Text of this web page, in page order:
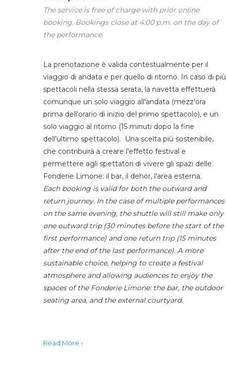
The service is free of charge with prior online
booking. Bookings close at 4:00 p.m. on the day of
the performance.
La prenotazione è valida contestualmente per il
viaggio di andata e per quello di ritorno. In caso di più
spettacoli nella stessa serata, la navetta effettuerà
comunque un solo viaggio all'andata (mezz'ora
prima dell'orario di inizio del primo spettacolo), e un
solo viaggio al ritorno (15 minuti dopo la fine
dell'ultimo spettacolo). Una scelta più sostenibile,
che contribuirà a creare l'effetto festival e
permettere agli spettatori di vivere gli spazi delle
Fonderie Limone: il bar, il dehor, l'area esterna.
Each booking is valid for both the outward and
return journey. In the case of multiple performances
on the same evening, the shuttle will still make only
one outward trip (30 minutes before the start of the
first performance) and one return trip (15 minutes
after the end of the last performance). A more
sustainable choice, helping to create a festival
atmosphere and allowing audiences to enjoy the
spaces of the Fonderie Limone: the bar, the outdoor
seating area, and the external courtyard.
Read More ›